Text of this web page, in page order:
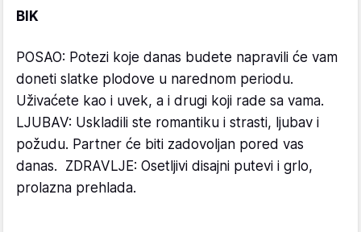
BIK
POSAO: Potezi koje danas budete napravili će vam
doneti slatke plodove u narednom periodu.
Uživaćete kao i uvek, a i drugi koji rade sa vama.
LJUBAV: Uskladili ste romantiku i strasti, ljubav i
požudu. Partner će biti zadovoljan pored vas
danas. ZDRAVLJE: Osetljivi disajni putevi i grlo,
prolazna prehlada.